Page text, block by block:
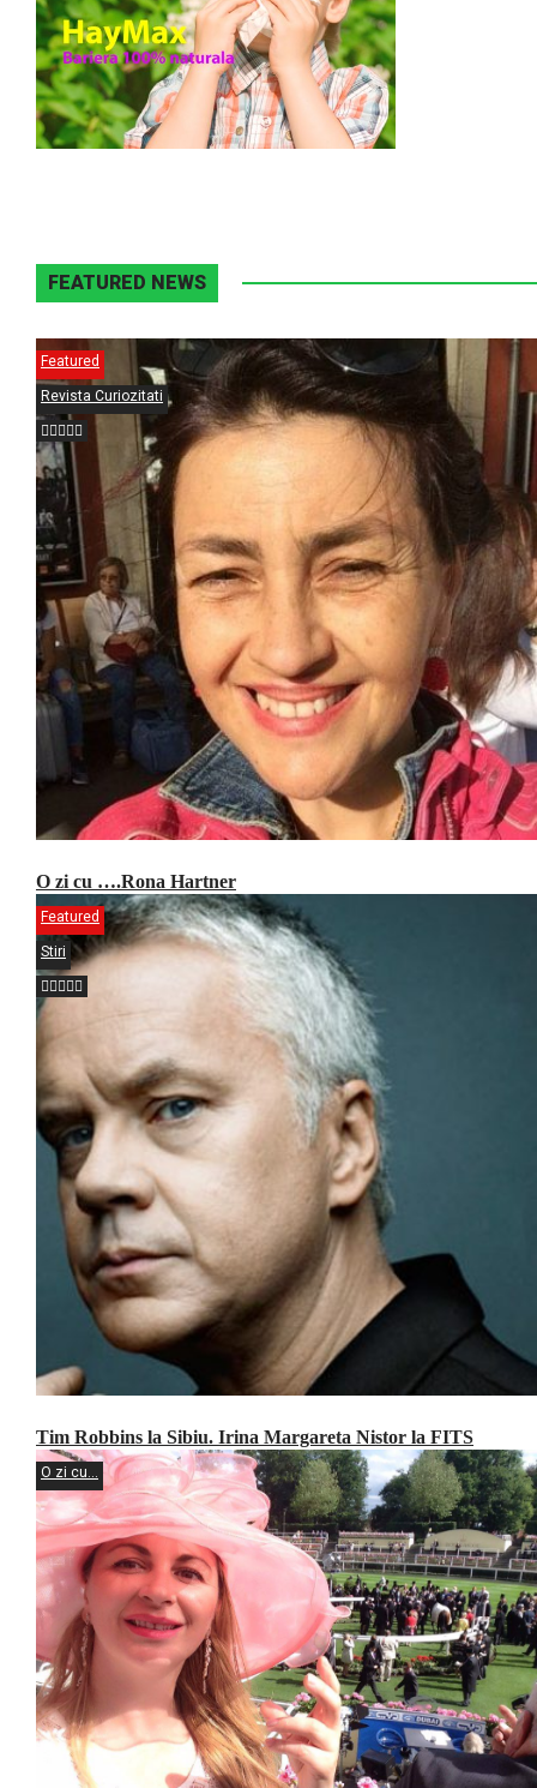
FEATURED NEWS
Featured
Revista Curiozitati
O zi cu ….Rona Hartner
Featured
Stiri
Tim Robbins la Sibiu. Irina Margareta Nistor la FITS
O zi cu...